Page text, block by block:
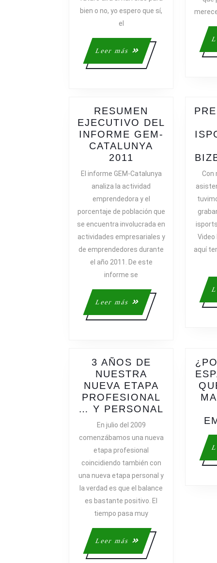
ETAPA…
bien o no, yo espero que sí,
el
Leer más
Leer
más
RESUMEN
EJECUTIVO DEL
INFORME GEM-
CATALUNYA
2011
EJECUTIVO
INFORME
GEM-
CATALUNYA
2011
El informe GEM-Catalunya
analiza la actividad
emprendedora y el
porcentaje de población que
se encuentra involucrada en
actividades empresariales y
de emprendedores durante
el año 2011. De este
informe se
Leer más
Leer
más
Con
Video
aquí
3 AÑOS DE
NUESTRA
NUEVA ETAPA
PROFESIONAL
… Y PERSONAL
NUESTRA
En julio del 2009
comenzábamos una nueva
etapa profesional
coincidiendo también con
una nueva etapa personal y
la verdad es que el balance
es bastante positivo. El
tiempo pasa muy
Leer más
Leer
más